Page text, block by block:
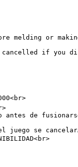
melding or
if you
de
se